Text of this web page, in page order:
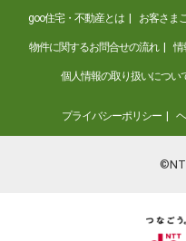
goo住宅・不動産とは お客さま
物件に関するお問合せの流れ 情
個人情報の取り扱いについ
プライバシーポリシー